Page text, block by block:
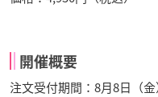
開催概要
注文受付期間：8月8日（